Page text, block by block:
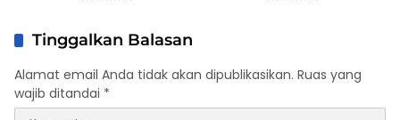
Tinggalkan Balasan
Alamat email Anda tidak akan dipublikasikan. Ruas yang
wajib ditandai *